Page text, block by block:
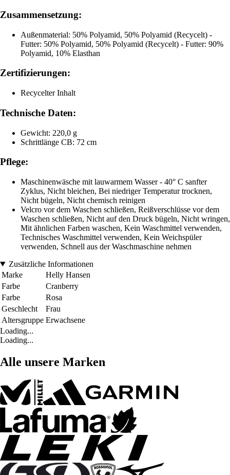
Zusammensetzung:
Außenmaterial: 50% Polyamid, 50% Polyamid (Recycelt) -
Futter: 50% Polyamid, 50% Polyamid (Recycelt) - Futter: 90%
Polyamid, 10% Elasthan
Zertifizierungen:
Recycelter Inhalt
Technische Daten:
Gewicht: 220,0 g
Schrittlänge CB: 72 cm
Pflege:
Maschinenwäsche mit lauwarmem Wasser - 40° C sanfter
Zyklus, Nicht bleichen, Bei niedriger Temperatur trocknen,
Nicht bügeln, Nicht chemisch reinigen
Velcro vor dem Waschen schließen, Reißverschlüsse vor dem
Waschen schließen, Nicht auf den Druck bügeln, Nicht wringen,
Mit ähnlichen Farben waschen, Kein Waschmittel verwenden,
Technisches Waschmittel verwenden, Kein Weichspüler
verwenden, Schnell aus der Waschmaschine nehmen
Zusätzliche Informationen
Marke
Helly Hansen
Farbe
Cranberry
Farbe
Rosa
Geschlecht
Frau
Altersgruppe Erwachsene
Loading...
Loading...
Alle unsere Marken